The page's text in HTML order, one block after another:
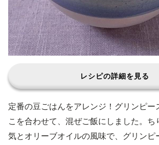
レシピの詳細を見る
定番の豆ごはんをアレンジ！グリンピー
こを合わせて、混ぜご飯にしました。ち
気とオリーブオイルの風味で、グリンピ